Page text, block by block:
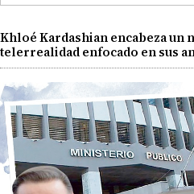
Khloé Kardashian encabeza un
telerrealidad enfocado en sus